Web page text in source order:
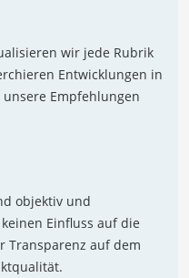
wir jede Rubrik
Entwicklungen in
Empfehlungen
objektiv und
Einfluss auf die
Transparenz auf dem